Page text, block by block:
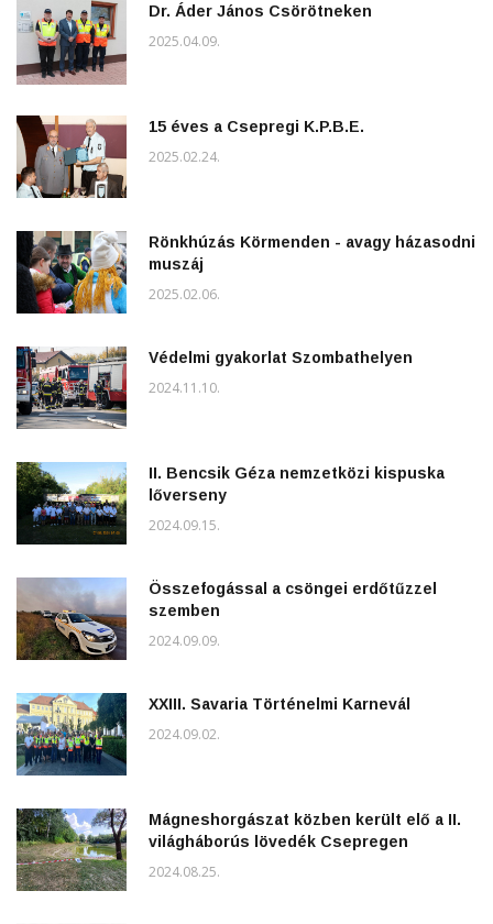
Dr. Áder János Csörötneken
2025.04.09.
15 éves a Csepregi K.P.B.E.
2025.02.24.
Rönkhúzás Körmenden - avagy házasodni
muszáj
2025.02.06.
Védelmi gyakorlat Szombathelyen
2024.11.10.
II. Bencsik Géza nemzetközi kispuska
lőverseny
2024.09.15.
Összefogással a csöngei erdőtűzzel
szemben
2024.09.09.
XXIII. Savaria Történelmi Karnevál
2024.09.02.
Mágneshorgászat közben került elő a II.
világháborús lövedék Csepregen
2024.08.25.